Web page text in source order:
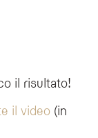
il risultato!
il video (in